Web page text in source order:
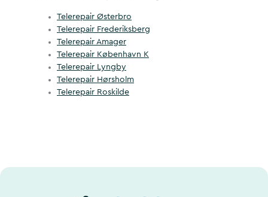
Telerepair Østerbro
Telerepair Frederiksberg
Telerepair Amager
Telerepair København K
Telerepair Lyngby
Telerepair Hørsholm
Telerepair Roskilde